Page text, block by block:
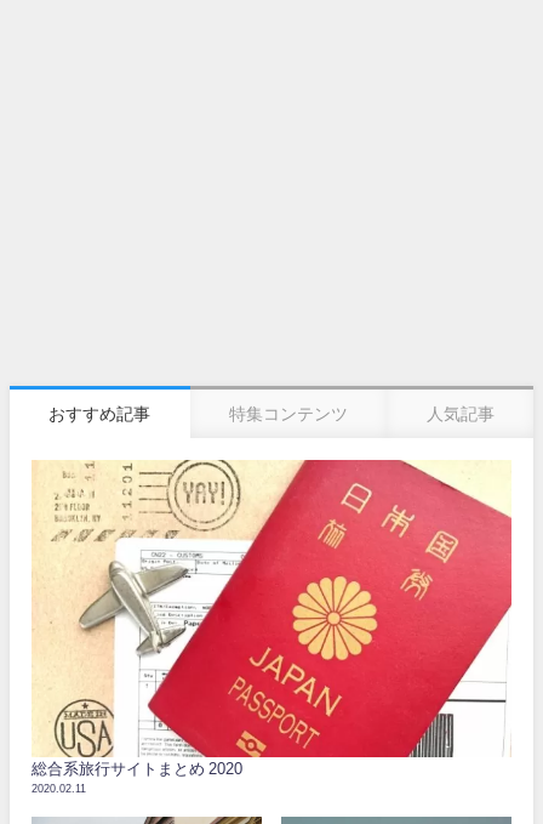
おすすめ記事 特集コンテンツ 人気記事
総合系旅行サイトまとめ 2020
2020.02.11